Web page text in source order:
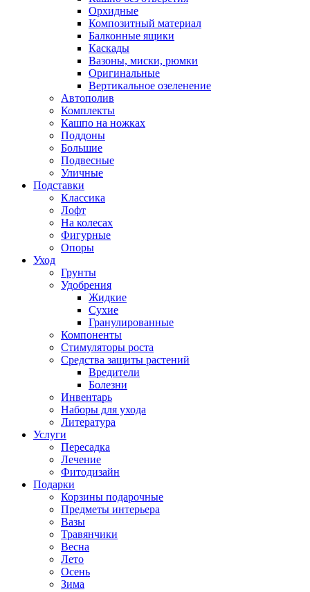
Орхидные
Композитный материал
Балконные ящики
Каскады
Вазоны, миски, рюмки
Оригинальные
Вертикальное озеленение
Автополив
Комплекты
Кашпо на ножках
Поддоны
Большие
Подвесные
Уличные
Подставки
Классика
Лофт
На колесах
Фигурные
Опоры
Уход
Грунты
Удобрения
Жидкие
Сухие
Гранулированные
Компоненты
Стимуляторы роста
Средства защиты растений
Вредители
Болезни
Инвентарь
Наборы для ухода
Литература
Услуги
Пересадка
Лечение
Фитодизайн
Подарки
Корзины подарочные
Предметы интерьера
Вазы
Травянчики
Весна
Лето
Осень
Зима